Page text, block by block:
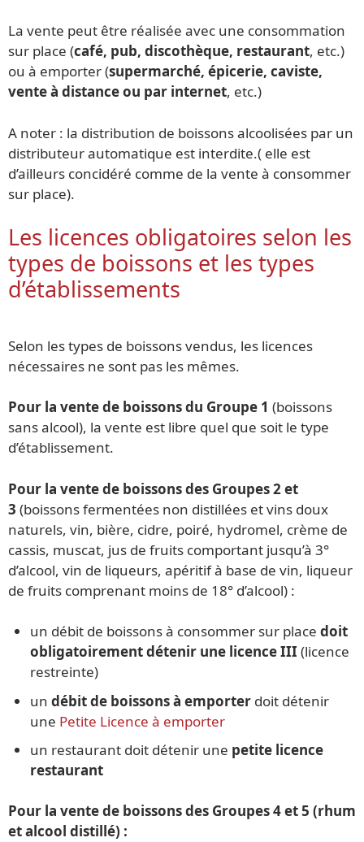
La vente peut être réalisée avec une consommation
sur place (café, pub, discothèque, restaurant, etc.)
ou à emporter (supermarché, épicerie, caviste,
vente à distance ou par internet, etc.)
A noter : la distribution de boissons alcoolisées par un
distributeur automatique est interdite.( elle est
d’ailleurs concidéré comme de la vente à consommer
sur place).
Les licences obligatoires selon les
types de boissons et les types
d’établissements
Selon les types de boissons vendus, les licences
nécessaires ne sont pas les mêmes.
Pour la vente de boissons du Groupe 1 (boissons
sans alcool), la vente est libre quel que soit le type
d’établissement.
Pour la vente de boissons des Groupes 2 et
3 (boissons fermentées non distillées et vins doux
naturels, vin, bière, cidre, poiré, hydromel, crème de
cassis, muscat, jus de fruits comportant jusqu’à 3°
d’alcool, vin de liqueurs, apéritif à base de vin, liqueur
de fruits comprenant moins de 18° d’alcool) :
un débit de boissons à consommer sur placedoit
obligatoirement détenir une licence III (licence
restreinte)
undébit de boissons à emporter doit détenir
une Petite Licence à emporter
un restaurant doit détenir une petite licence
restaurant
Pour la vente de boissons des Groupes 4 et 5 (rhum
et alcool distillé) :